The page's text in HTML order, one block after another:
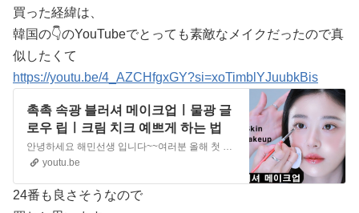
買った経緯は、
韓国の👇️のYouTubeでとっても素敵なメイクだったので真
似したくて
https://youtu.be/4_AZCHfgxGY?si=xoTimblYJuubkBis
촉촉 속광 블러셔 메이크업ㅣ물광 글
로우 립ㅣ크림 치크 예쁘게 하는 법
안녕하세요 해민선생 입니다~~여러분 올해 첫 정규 영상을 이제야 보여드립니다~작년에도 저희 채널을 봐주시고 관심 주셔서 너무 감사드립니다. 올 한해도 재미있는 영상 찍어보도록 노력 할테니까요 많은 관심 부탁 드려요~올해 첫 영상은 요즘 많은 분들이 관심 있으신 메이크업입니다!!촉촉...
youtu.be
24番も良さそうなので